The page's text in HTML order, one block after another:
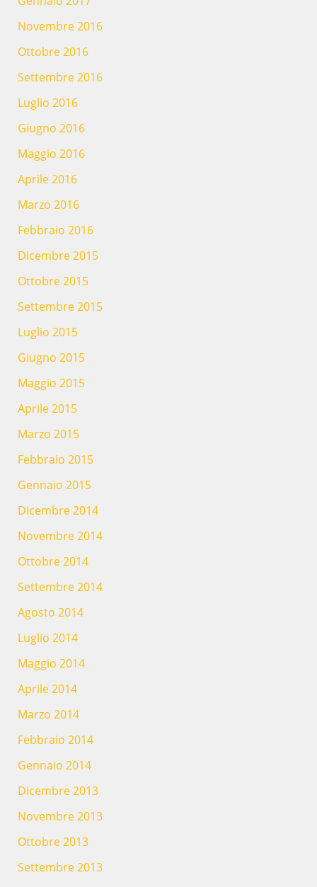
Novembre 2016
Ottobre 2016
Settembre 2016
Luglio 2016
Giugno 2016
Maggio 2016
Aprile 2016
Marzo 2016
Febbraio 2016
Dicembre 2015
Ottobre 2015
Settembre 2015
Luglio 2015
Giugno 2015
Maggio 2015
Aprile 2015
Marzo 2015
Febbraio 2015
Gennaio 2015
Dicembre 2014
Novembre 2014
Ottobre 2014
Settembre 2014
Agosto 2014
Luglio 2014
Maggio 2014
Aprile 2014
Marzo 2014
Febbraio 2014
Gennaio 2014
Dicembre 2013
Novembre 2013
Ottobre 2013
Settembre 2013